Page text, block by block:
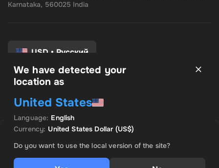
Упс, товар распродан
Уведомить меня, когда этот товар станет доступным
Karnataka, 560025 India
USD • Русский
политика конфиденциальности
Политика возврата
Настройки согласия
We have detected your
location as
United States
Language: English
Currency: United States Dollar(US$)
Do you want to use the local version of the site?